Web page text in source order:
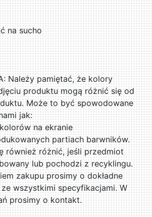
na sucho
Należy pamiętać, że kolory
produktu mogą różnić się od
Może to być spowodowane
jak:
na ekranie
partiach barwników.
również różnić, jeśli przedmiot
lub pochodzi z recyklingu.
zakupu prosimy o dokładne
wszystkimi specyfikacjami. W
prosimy o kontakt.